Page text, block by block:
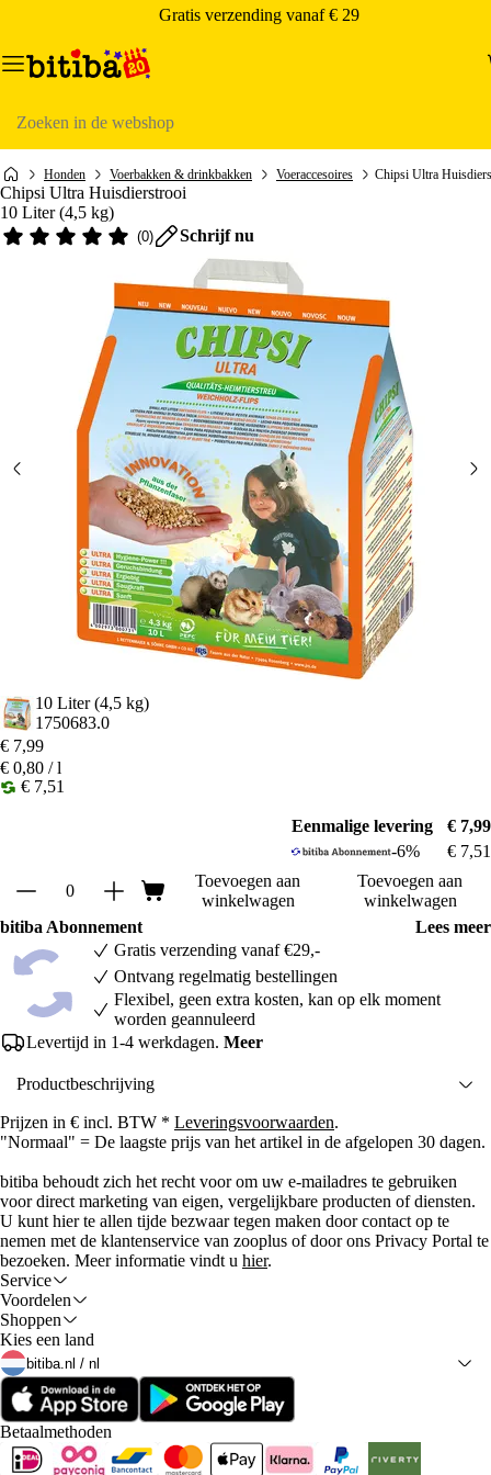
Gratis verzending vanaf € 29
Catalogusmenu
Honden Voerbakken & drinkbakken Voeraccesoires Chipsi Ultra
Chipsi Ultra Huisdierstrooi
10 Liter (4,5 kg)
(0) Schrijf nu
10 Liter (4,5 kg)
1750683.0
€ 7,99
€ 0,80 / l
€ 7,51
Eenmalige levering
€ 7,99
-6%
€ 7,51
Toevoegen aan
winkelwagen
Toevoegen aan
winkelwagen
bitiba Abonnement
Lees meer
Gratis verzending vanaf €29,-
Ontvang regelmatig bestellingen
Flexibel, geen extra kosten, kan op elk moment
worden geannuleerd
Levertijd in 1-4 werkdagen. Meer
Productbeschrijving
Prijzen in € incl. BTW * Leveringsvoorwaarden.
"Normaal" = De laagste prijs van het artikel in de afgelopen 30 dagen.
bitiba behoudt zich het recht voor om uw e-mailadres te gebruiken
voor direct marketing van eigen, vergelijkbare producten of diensten.
U kunt hier te allen tijde bezwaar tegen maken door contact op te
nemen met de klantenservice van zooplus of door ons Privacy Portal te
bezoeken. Meer informatie vindt u hier.
Service
Voordelen
Shoppen
Kies een land
bitiba.nl / nl
Betaalmethoden
iDeal Payment Method
Payconiq Payment Method
Bancontact Payment Method
Mastercard Payment Method
Apple Pay Payment Method
Klarna Payment Method
PayPal Payment Method